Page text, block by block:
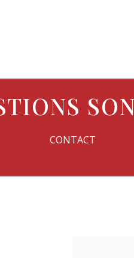
CONTACT